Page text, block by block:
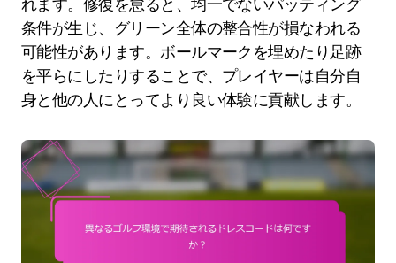
れます。修復を怠ると、均一でないパッティング
条件が生じ、グリーン全体の整合性が損なわれる
可能性があります。ボールマークを埋めたり足跡
を平らにしたりすることで、プレイヤーは自分自
身と他の人にとってより良い体験に貢献します。